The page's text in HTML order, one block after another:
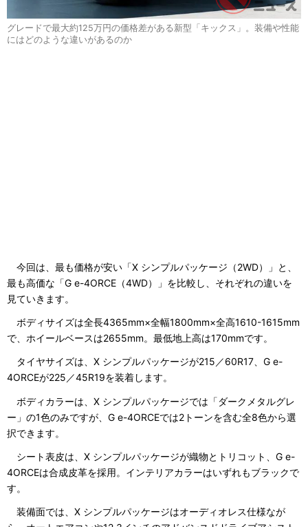
グレードで最大約125万円の価格差がある新型「キックス」。装備や性能
にはどのような違いがあるのか
今回は、最も価格が安い「X シンプルパッケージ（2WD）」と、
最も高価な「G e-4ORCE（4WD）」を比較し、それぞれの違いを
見ていきます。
ボディサイズは全長4365mm×全幅1800mm×全高1610-1615mm
で、ホイールベースは2655mm。最低地上高は170mmです。
タイヤサイズは、X シンプルパッケージが215／60R17、G e-
4ORCEが225／45R19を装着します。
ボディカラーは、X シンプルパッケージでは「ダークメタルグレ
ー」の1色のみですが、G e-4ORCEでは2トーンを含む全8色から選
択できます。
シート表皮は、X シンプルパッケージが織物とトリコット、G e-
4ORCEは合成皮革を採用。インテリアカラーはいずれもブラックで
す。
装備面では、X シンプルパッケージはオーディオレス仕様なが